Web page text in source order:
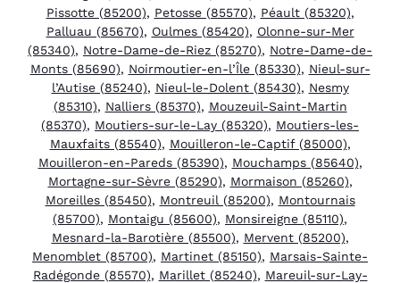
Pissotte (85200), Petosse (85570), Péault (85320),
Palluau (85670), Oulmes (85420), Olonne-sur-Mer
(85340), Notre-Dame-de-Riez (85270), Notre-Dame-de-
Monts (85690), Noirmoutier-en-l’Île (85330), Nieul-sur-
l’Autise (85240), Nieul-le-Dolent (85430), Nesmy
(85310), Nalliers (85370), Mouzeuil-Saint-Martin
(85370), Moutiers-sur-le-Lay (85320), Moutiers-les-
Mauxfaits (85540), Mouilleron-le-Captif (85000),
Mouilleron-en-Pareds (85390), Mouchamps (85640),
Mortagne-sur-Sèvre (85290), Mormaison (85260),
Moreilles (85450), Montreuil (85200), Montournais
(85700), Montaigu (85600), Monsireigne (85110),
Mesnard-la-Barotière (85500), Mervent (85200),
Menomblet (85700), Martinet (85150), Marsais-Sainte-
Radégonde (85570), Marillet (85240), Mareuil-sur-Lay-